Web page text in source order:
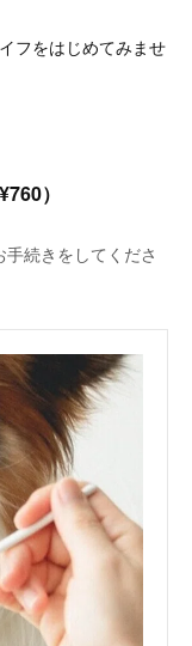
フをはじめてみませ
）
続きをしてくださ